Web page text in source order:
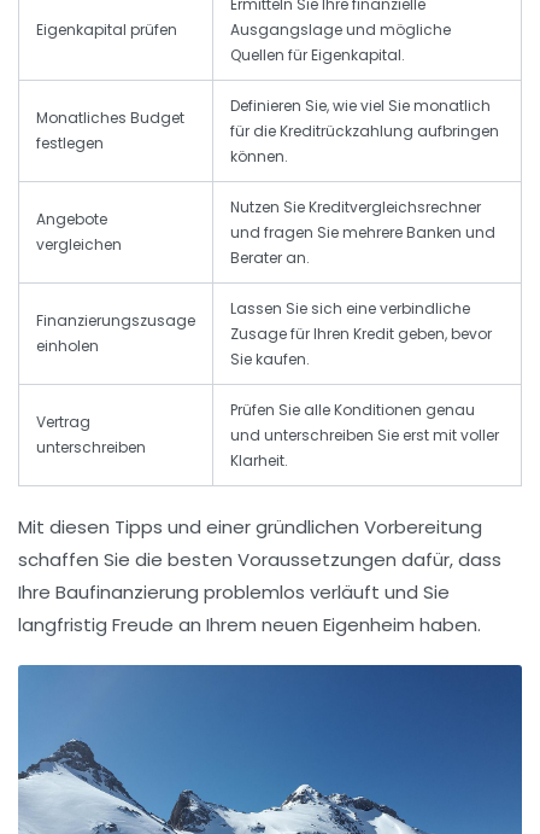
Eigenkapital prüfen
Ausgangslage und mögliche
Quellen für Eigenkapital.
Monatliches Budget
festlegen
Definieren Sie, wie viel Sie monatlich
für die Kreditrückzahlung aufbringen
können.
Angebote
vergleichen
Nutzen Sie Kreditvergleichsrechner
und fragen Sie mehrere Banken und
Berater an.
Finanzierungszusage
einholen
Lassen Sie sich eine verbindliche
Zusage für Ihren Kredit geben, bevor
Sie kaufen.
Vertrag
unterschreiben
Prüfen Sie alle Konditionen genau
und unterschreiben Sie erst mit voller
Klarheit.
Mit diesen Tipps und einer gründlichen Vorbereitung
schaffen Sie die besten Voraussetzungen dafür, dass
Ihre Baufinanzierung problemlos verläuft und Sie
langfristig Freude an Ihrem neuen Eigenheim haben.